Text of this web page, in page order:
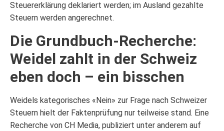
Steuererklärung deklariert werden; im Ausland gezahlte
Steuern werden angerechnet.
Die Grundbuch-Recherche:
Weidel zahlt in der Schweiz
eben doch – ein bisschen
Weidels kategorisches «Nein» zur Frage nach Schweizer
Steuern hielt der Faktenprüfung nur teilweise stand. Eine
Recherche von CH Media, publiziert unter anderem auf